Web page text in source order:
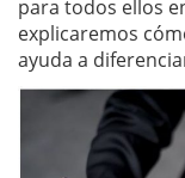
para todos ellos
explicaremos
ayuda a